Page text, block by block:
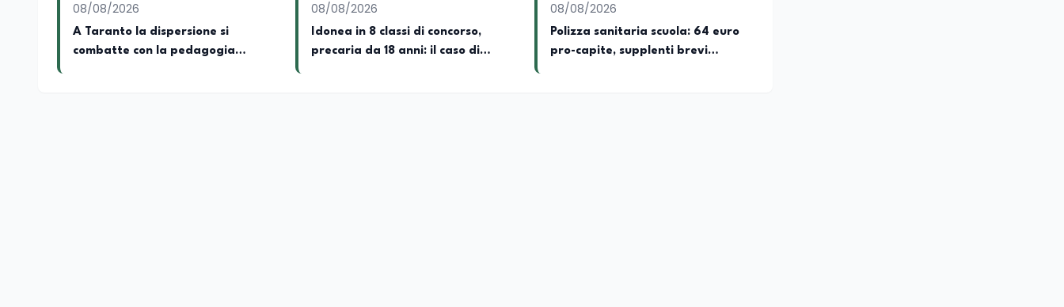
08/08/2026
A Taranto la dispersione si
combatte con la pedagogia
08/08/2026
Idonea in 8 classi di concorso,
precaria da 18 anni: il caso di
08/08/2026
Polizza sanitaria scuola: 64 euro
pro-capite, supplenti brevi